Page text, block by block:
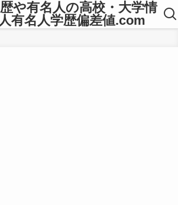
や有名人の高校・大学情
有名人学歴偏差値.com